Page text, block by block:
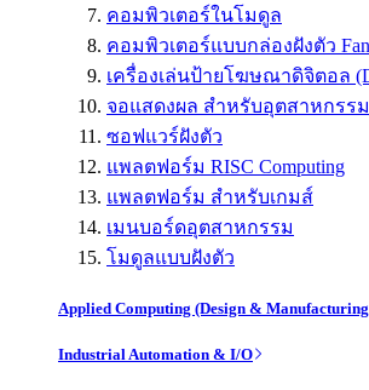
คอมพิวเตอร์ในโมดูล
คอมพิวเตอร์แบบกล่องฝังตัว
เครื่องเล่นป้ายโฆษณาดิจิตอล
จอแสดงผล สำหรับอุตสาหกรรม
ซอฟแวร์ฝังตัว
แพลตฟอร์ม RISC Computing
แพลตฟอร์ม สำหรับเกมส์
เมนบอร์ดอุตสาหกรรม
โมดูลแบบฝังตัว
Applied Computing (Design &
Industrial Automation & I/O